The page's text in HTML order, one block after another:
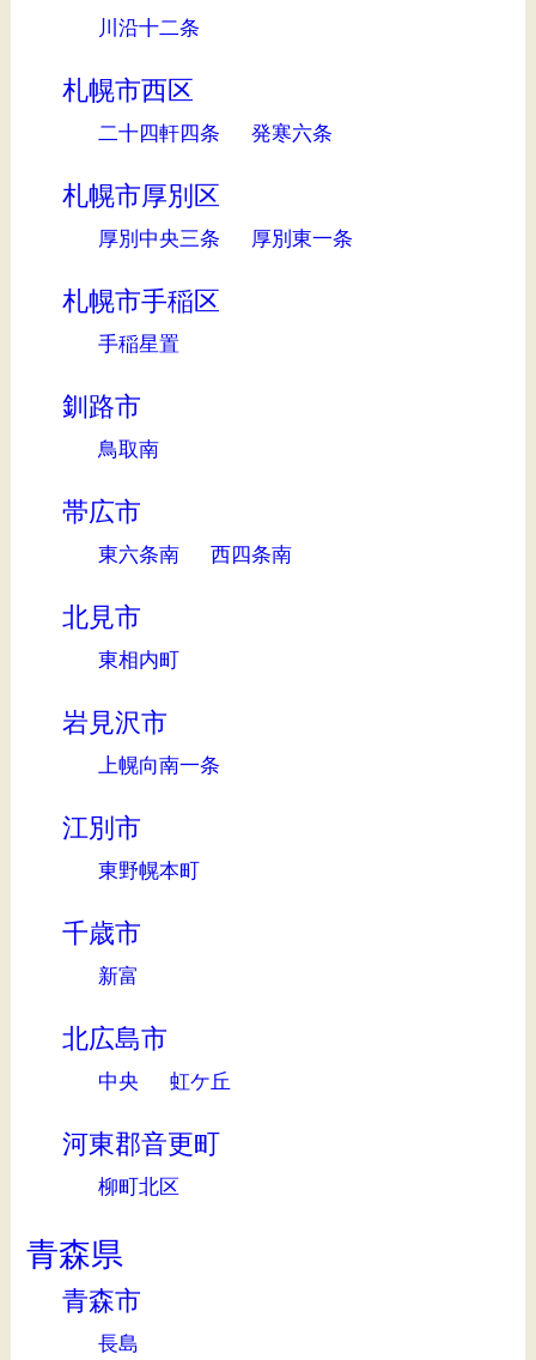
川沿十二条
札幌市西区
二十四軒四条 発寒六条
札幌市厚別区
厚別中央三条 厚別東一条
札幌市手稲区
手稲星置
釧路市
鳥取南
帯広市
東六条南 西四条南
北見市
東相内町
岩見沢市
上幌向南一条
江別市
東野幌本町
千歳市
新富
北広島市
中央 虹ケ丘
河東郡音更町
柳町北区
青森県
青森市
長島